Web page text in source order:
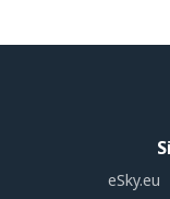
Contém
eSky.eu